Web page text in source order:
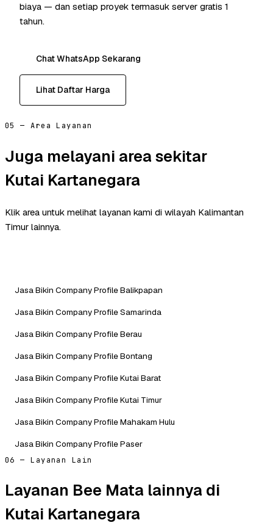
biaya — dan setiap proyek termasuk server gratis 1
tahun.
Chat WhatsApp Sekarang
Lihat Daftar Harga
05 — Area Layanan
Juga melayani area sekitar
Kutai Kartanegara
Klik area untuk melihat layanan kami di wilayah Kalimantan
Timur lainnya.
Jasa Bikin Company Profile Balikpapan
Jasa Bikin Company Profile Samarinda
Jasa Bikin Company Profile Berau
Jasa Bikin Company Profile Bontang
Jasa Bikin Company Profile Kutai Barat
Jasa Bikin Company Profile Kutai Timur
Jasa Bikin Company Profile Mahakam Hulu
Jasa Bikin Company Profile Paser
06 — Layanan Lain
Layanan Bee Mata lainnya di
Kutai Kartanegara